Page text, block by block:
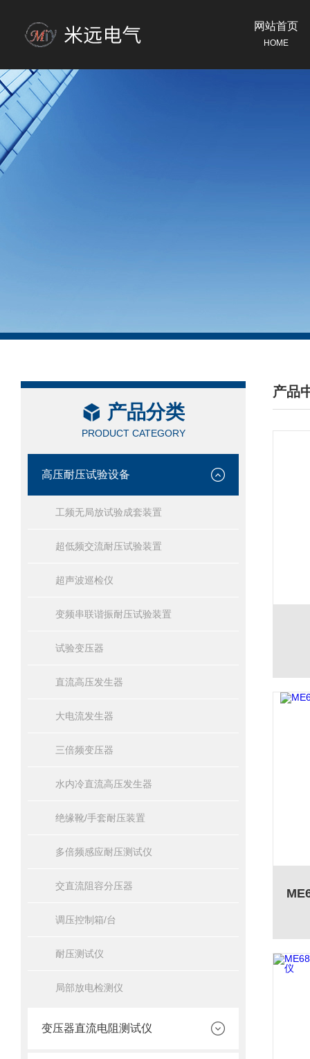
网站首页
HOME
产品分类
PRODUCT CATEGORY
高压耐压试验设备
工频无局放试验成套装置
超低频交流耐压试验装置
超声波巡检仪
变频串联谐振耐压试验装置
试验变压器
直流高压发生器
大电流发生器
三倍频变压器
水内冷直流高压发生器
绝缘靴/手套耐压装置
多倍频感应耐压测试仪
交直流阻容分压器
调压控制箱/台
耐压测试仪
局部放电检测仪
变压器直流电阻测试仪
产品
/